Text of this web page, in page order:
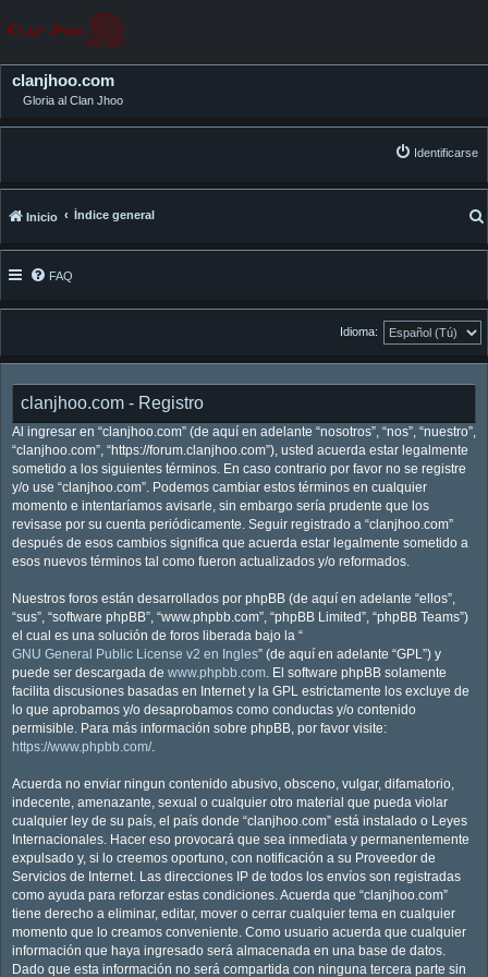
clanjhoo.com
Gloria al Clan Jhoo
Identificarse
Inicio Índice general
FAQ
Idioma:
clanjhoo.com - Registro
Al ingresar en “clanjhoo.com” (de aquí en adelante “nosotros”, “nos”, “nuestro”,
“clanjhoo.com”, “https://forum.clanjhoo.com”), usted acuerda estar legalmente
sometido a los siguientes términos. En caso contrario por favor no se registre
y/o use “clanjhoo.com”. Podemos cambiar estos términos en cualquier
momento e intentaríamos avisarle, sin embargo sería prudente que los
revisase por su cuenta periódicamente. Seguir registrado a “clanjhoo.com”
después de esos cambios significa que acuerda estar legalmente sometido a
esos nuevos términos tal como fueron actualizados y/o reformados.
Nuestros foros están desarrollados por phpBB (de aquí en adelante “ellos”,
“sus”, “software phpBB”, “www.phpbb.com”, “phpBB Limited”, “phpBB Teams”)
el cual es una solución de foros liberada bajo la “
GNU General Public License v2 en Ingles” (de aquí en adelante “GPL”) y
puede ser descargada de www.phpbb.com. El software phpBB solamente
facilita discusiones basadas en Internet y la GPL estrictamente los excluye de
lo que aprobamos y/o desaprobamos como conductas y/o contenido
permisible. Para más información sobre phpBB, por favor visite:
https://www.phpbb.com/.
Acuerda no enviar ningun contenido abusivo, obsceno, vulgar, difamatorio,
indecente, amenazante, sexual o cualquier otro material que pueda violar
cualquier ley de su país, el país donde “clanjhoo.com” está instalado o Leyes
Internacionales. Hacer eso provocará que sea inmediata y permanentemente
expulsado y, si lo creemos oportuno, con notificación a su Proveedor de
Servicios de Internet. Las direcciones IP de todos los envíos son registradas
como ayuda para reforzar estas condiciones. Acuerda que “clanjhoo.com”
tiene derecho a eliminar, editar, mover o cerrar cualquier tema en cualquier
momento que lo creamos conveniente. Como usuario acuerda que cualquier
información que haya ingresado será almacenada en una base de datos.
Dado que esta información no será compartida con ninguna tercera parte sin